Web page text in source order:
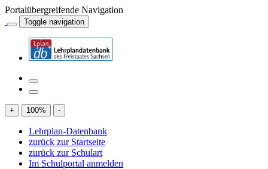
Portalübergreifende Navigation
Toggle navigation
+ 100% -
Lehrplan-Datenbank
zurück zur Startseite
zurück zur Schulart
Im Schulportal anmelden